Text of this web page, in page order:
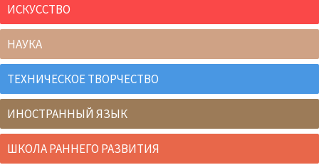
ИСКУССТВО
НАУКА
ТЕХНИЧЕСКОЕ ТВОРЧЕСТВО
ИНОСТРАННЫЙ ЯЗЫК
ШКОЛА РАННЕГО РАЗВИТИЯ